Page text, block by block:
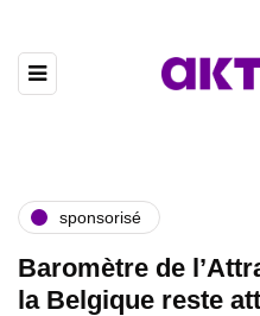
sponsorisé
Baromètre de
la Belgique reste